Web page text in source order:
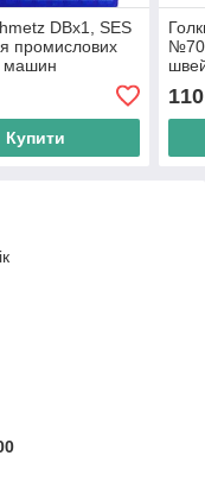
DBx1, SES
промислових
машин
Купити
№70
110